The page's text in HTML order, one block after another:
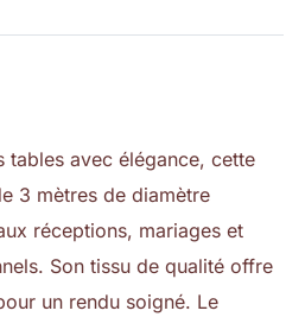
tables avec élégance, cette
3 mètres de diamètre
réceptions, mariages et
Son tissu de qualité offre
un rendu soigné. Le